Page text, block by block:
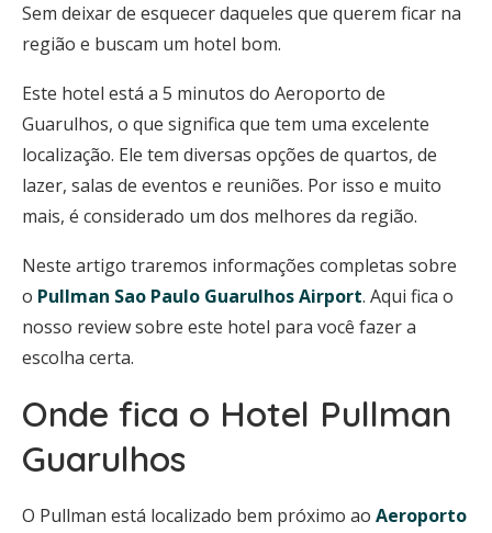
Sem deixar de esquecer daqueles que querem ficar na
região e buscam um hotel bom.
Este hotel está a 5 minutos do Aeroporto de
Guarulhos, o que significa que tem uma excelente
localização. Ele tem diversas opções de quartos, de
lazer, salas de eventos e reuniões. Por isso e muito
mais, é considerado um dos melhores da região.
Neste artigo traremos informações completas sobre
o Pullman Sao Paulo Guarulhos Airport. Aqui fica o
nosso review sobre este hotel para você fazer a
escolha certa.
Onde fica o Hotel Pullman
Guarulhos
O Pullman está localizado bem próximo ao Aeroporto